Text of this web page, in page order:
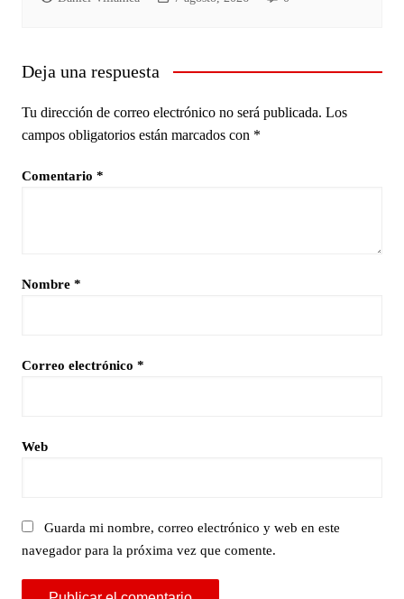
Deja una respuesta
Tu dirección de correo electrónico no será publicada. Los
campos obligatorios están marcados con *
Comentario *
Nombre *
Correo electrónico *
Web
Guarda mi nombre, correo electrónico y web en este
navegador para la próxima vez que comente.